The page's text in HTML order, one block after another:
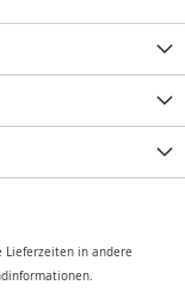
Lieferzeiten in andere